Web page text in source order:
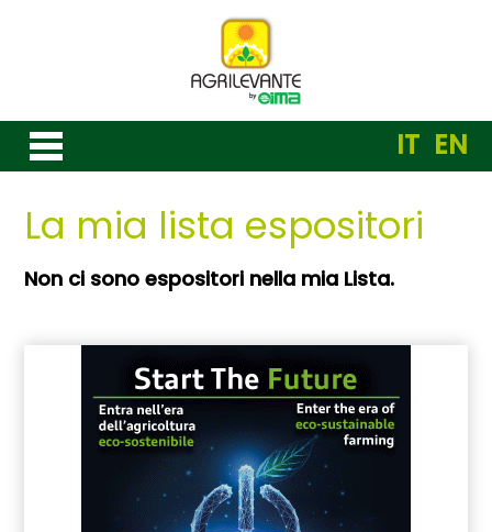
IT EN
La mia lista espositori
Non ci sono espositori nella mia Lista.